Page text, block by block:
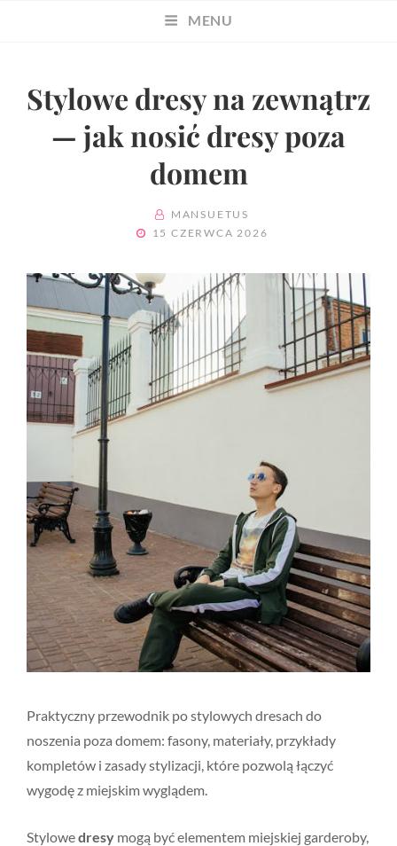
MENU
Stylowe dresy na zewnątrz
— jak nosić dresy poza
domem
BY MANSUETUS
POSTED
15 CZERWCA 2026
Praktyczny przewodnik po stylowych dresach do
noszenia poza domem: fasony, materiały, przykłady
kompletów i zasady stylizacji, które pozwolą łączyć
wygodę z miejskim wyglądem.
Stylowedresy mogą być elementem miejskiej garderoby,